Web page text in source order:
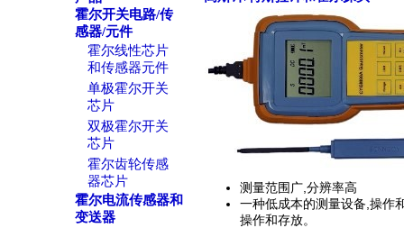
霍尔开关电路/传
感器/元件
霍尔线性芯片
和传感器元件
单极霍尔开关
芯片
双极霍尔开关
芯片
霍尔齿轮传感
器芯片
霍尔电流传感器和
变送器
测量范围广,分辨率高
一种低成本的测量设备,操作
操作和存放。